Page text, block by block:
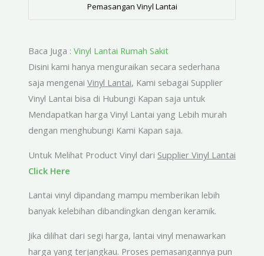
Pemasangan Vinyl Lantai
Baca Juga : Vinyl Lantai Rumah Sakit
Disini kami hanya menguraikan secara sederhana
saja mengenai Vinyl Lantai, Kami sebagai Supplier
Vinyl Lantai bisa di Hubungi Kapan saja untuk
Mendapatkan harga Vinyl Lantai yang Lebih murah
dengan menghubungi Kami Kapan saja.
Untuk Melihat Product Vinyl dari Supplier Vinyl Lantai
Click Here
Lantai vinyl dipandang mampu memberikan lebih
banyak kelebihan dibandingkan dengan keramik.
Jika dilihat dari segi harga, lantai vinyl menawarkan
harga yang terjangkau. Proses pemasangannya pun